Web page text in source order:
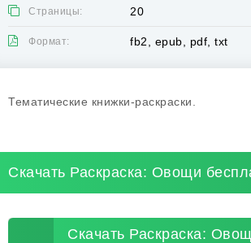
Страницы: 20
Формат: fb2, epub, pdf, txt
Тематические книжки-раскраски.
Скачать Раскраска: Овощи
Скачать Раскраска: